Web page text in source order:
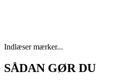
Indlæser mærker...
SÅDAN GØR DU